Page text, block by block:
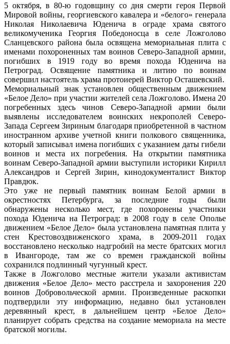
5 октября, в 80-ю годовщину со дня смерти героя Первой
Мировой войны, георгиевского кавалера и «белого» генерала
Николая Николаевича Юденича в ограде храма святого
великомученика Георгия Победоносца в селе Ложголово
Сланцевского района была освящена мемориальная плита с
именами похороненных там воинов Северо-Западной армии,
погибших в 1919 году во время похода Юденича на
Петроград. Освящение памятника и литию по воинам
совершил настоятель храма протоиерей Виктор Осташевский.
Мемориальный знак установлен общественным движением
«Белое Дело» при участии жителей села Ложголово. Имена 20
погребенных здесь чинов Северо-Западной армии были
выявлены исследователем воинских некрополей Северо-
Запада Сергеем Зириным благодаря приобретенной в частном
иностранном архиве учетной книги полкового священника,
который записывал имена погибших с указанием даты гибели
воинов и места их погребения. На открытии памятника
воинам Северо-Западной армии выступили историки Кирилл
Александров и Сергей Зирин, кинодокументалист Виктор
Правдюк.
Это уже не первый памятник воинам Белой армии в
окрестностях Петербурга, за последние годы были
обнаружены несколько мест, где похоронены участники
похода Юденича на Петроград: в 2008 году в селе Ополье
движением «Белое Дело» была установлена памятная плита у
стен Крестовоздвиженского храма, в 2009-2011 годах
восстановлено несколько надгробий на месте братских могил
в Ивангороде, там же со времен гражданской войны
сохранился подлинный чугунный крест.
Также в Ложголово местные жители указали активистам
движения «Белое Дело» место расстрела и захоронения 220
воинов Добровольческой армии. Произведенные раскопки
подтвердили эту информацию, недавно был установлен
деревянный крест, в дальнейшем центр «Белое Дело»
планирует собрать средства на создание мемориала на месте
братской могилы.